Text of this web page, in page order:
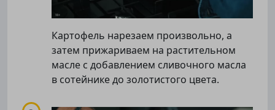
Картофель нарезаем произвольно, а
затем прижариваем на растительном
масле с добавлением сливочного масла
в сотейнике до золотистого цвета.